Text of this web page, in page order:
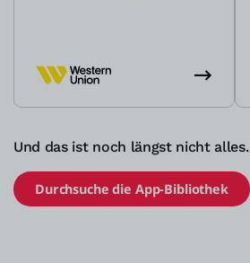
Und das ist noch längst nicht alles.
Durchsuche die App-Bibliothek